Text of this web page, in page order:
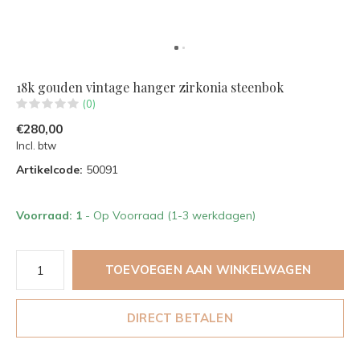
18k gouden vintage hanger zirkonia steenbok
(0)
€280,00
Incl. btw
Artikelcode: 50091
Voorraad: 1 - Op Voorraad (1-3 werkdagen)
TOEVOEGEN AAN WINKELWAGEN
DIRECT BETALEN